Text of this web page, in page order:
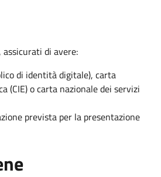
assicurati di avere:
di identità digitale), carta
(CIE) o carta nazionale dei servizi
prevista per la presentazione